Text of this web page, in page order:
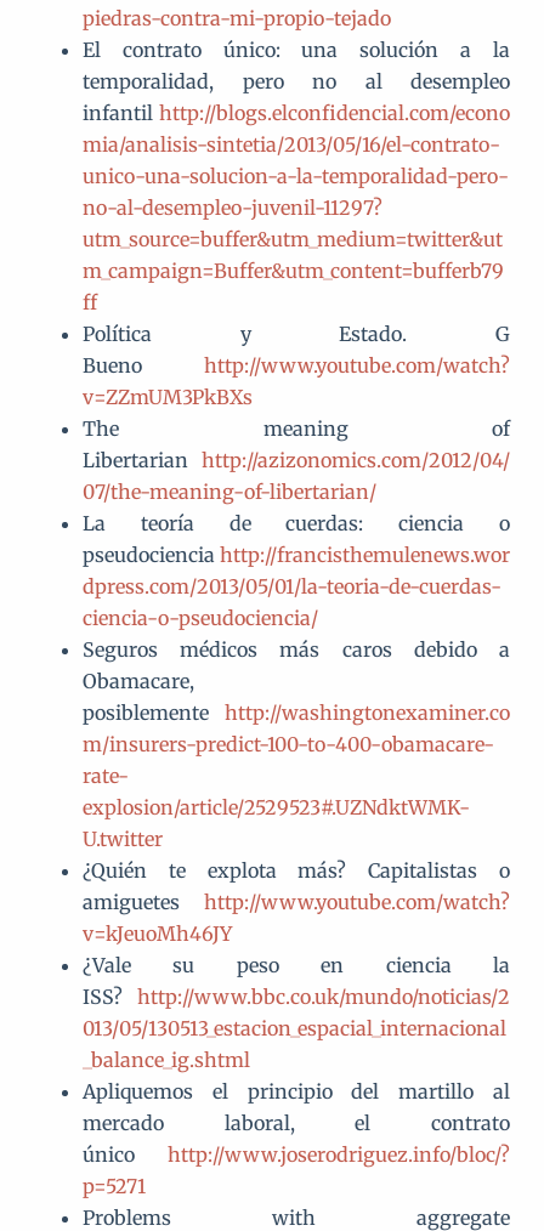
piedras-contra-mi-propio-tejado
El contrato único: una solución a la
temporalidad, pero no al desempleo
infantil http://blogs.elconfidencial.com/econo
mia/analisis-sintetia/2013/05/16/el-contrato-
unico-una-solucion-a-la-temporalidad-pero-
no-al-desempleo-juvenil-11297?
utm_source=buffer&utm_medium=twitter&ut
m_campaign=Buffer&utm_content=bufferb79
ff
Política y Estado. G
Bueno http://www.youtube.com/watch?
v=ZZmUM3PkBXs
The meaning of
Libertarian http://azizonomics.com/2012/04/
07/the-meaning-of-libertarian/
La teoría de cuerdas: ciencia o
pseudociencia http://francisthemulenews.wor
dpress.com/2013/05/01/la-teoria-de-cuerdas-
ciencia-o-pseudociencia/
Seguros médicos más caros debido a
Obamacare,
posiblemente http://washingtonexaminer.co
m/insurers-predict-100-to-400-obamacare-
rate-
explosion/article/2529523#.UZNdktWMK-
U.twitter
¿Quién te explota más? Capitalistas o
amiguetes http://www.youtube.com/watch?
v=kJeuoMh46JY
¿Vale su peso en ciencia la
ISS? http://www.bbc.co.uk/mundo/noticias/2
013/05/130513_estacion_espacial_internacional
_balance_ig.shtml
Apliquemos el principio del martillo al
mercado laboral, el contrato
único http://www.joserodriguez.info/bloc/?
p=5271
Problems with aggregate